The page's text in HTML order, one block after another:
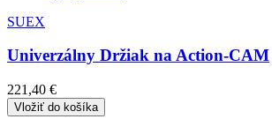
SUEX
Univerzálny Držiak na Action-CAM
221,40 €
Vložiť do košíka